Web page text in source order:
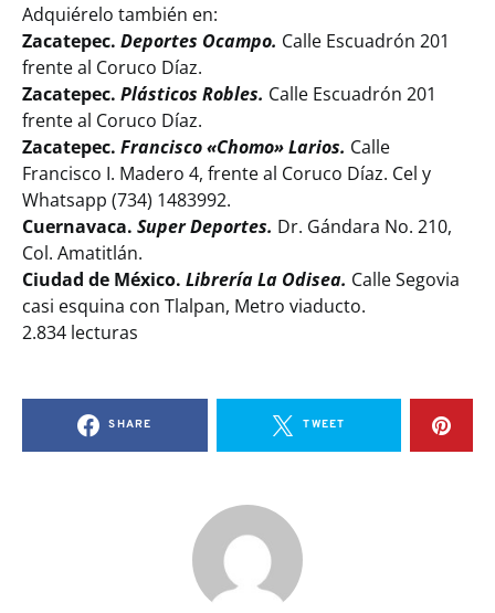
Adquiérelo también en:
Zacatepec. Deportes Ocampo. Calle Escuadrón 201
frente al Coruco Díaz.
Zacatepec. Plásticos Robles. Calle Escuadrón 201
frente al Coruco Díaz.
Zacatepec. Francisco «Chomo» Larios. Calle
Francisco I. Madero 4, frente al Coruco Díaz. Cel y
Whatsapp (734) 1483992.
Cuernavaca. Super Deportes. Dr. Gándara No. 210,
Col. Amatitlán.
Ciudad de México. Librería La Odisea. Calle Segovia
casi esquina con Tlalpan, Metro viaducto.
2.834 lecturas
SHARE TWEET